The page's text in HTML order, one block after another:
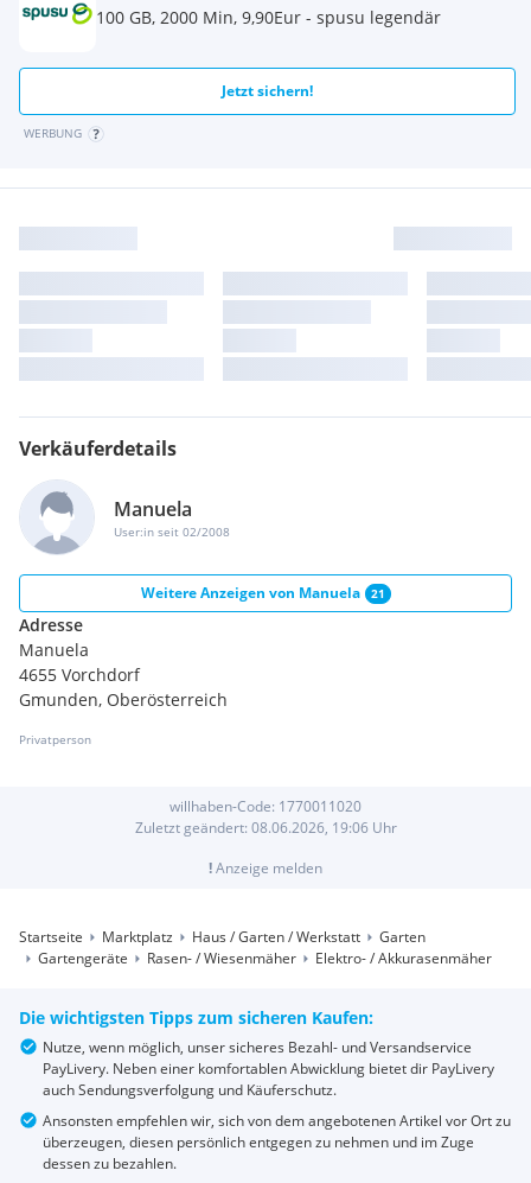
100 GB, 2000 Min, 9,90Eur - spusu legendär
Jetzt sichern!
WERBUNG
Verkäuferdetails
Manuela
User:in seit 02/2008
Weitere Anzeigen von Manuela 21
Adresse
Manuela
4655 Vorchdorf
Gmunden, Oberösterreich
Privatperson
willhaben-Code: 1770011020
Zuletzt geändert: 08.06.2026, 19:06Uhr
!Anzeige melden
Startseite Marktplatz Haus / Garten / Werkstatt
Garten
Gartengeräte
Rasen- / Wiesenmäher Elektro- / Akkurasenmäher
Die wichtigsten Tipps zum sicheren Kaufen:
Nutze, wenn möglich, unser sicheres Bezahl- und Versandservice
PayLivery. Neben einer komfortablen Abwicklung bietet dir PayLivery
auch Sendungsverfolgung und Käuferschutz.
Ansonsten empfehlen wir, sich von dem angebotenen Artikel vor Ort zu
überzeugen, diesen persönlich entgegen zu nehmen und im Zuge
dessen zu bezahlen.